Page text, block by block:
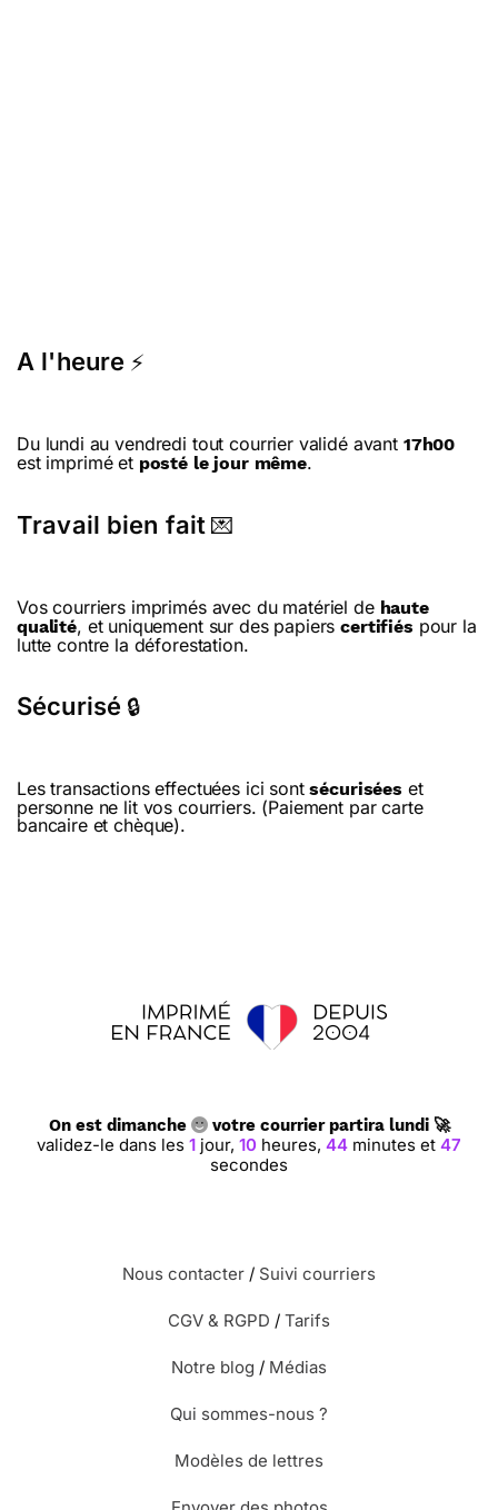
A l'heure ⚡
Du lundi au vendredi tout courrier validé avant 17h00
est imprimé et posté le jour même.
Travail bien fait 💌
Vos courriers imprimés avec du matériel de haute
qualité, et uniquement sur des papierscertifiés pour la
lutte contre la déforestation.
Sécurisé 🔒
Les transactions effectuées ici sontsécurisées et
personne ne lit vos courriers. (Paiement par carte
bancaire et chèque).
On est dimanche votre courrier partira lundi 🚀
validez-le dans les 1 jour, 10 heures, 44 minutes et 47
secondes
Nous contacter / Suivi courriers
CGV & RGPD / Tarifs
Notre blog / Médias
Qui sommes-nous ?
Modèles de lettres